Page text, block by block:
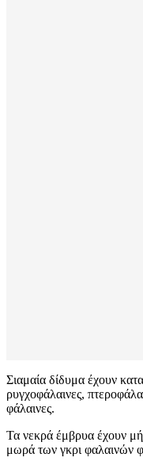
Σιαμαία δίδυμα έχουν
ρυγχοφάλαινες,
φάλαινες.
Τα νεκρά έμβρυα έχουν
μωρά των γκρι φαλαινών